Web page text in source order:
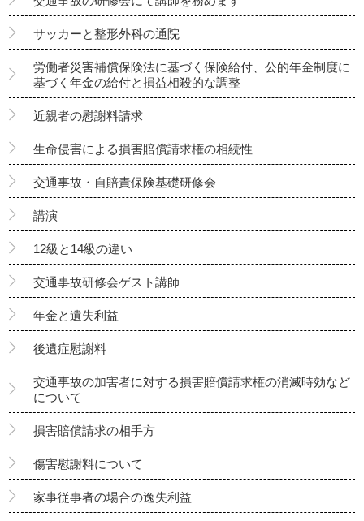
サッカーと整形外科の通院
労働者災害補償保険法に基づく保険給付、公的年金制度に
基づく年金の給付と損益相殺的な調整
近親者の慰謝料請求
生命侵害による損害賠償請求権の相続性
交通事故・自賠責保険基礎研修会
講演
12級と14級の違い
交通事故研修会ゲスト講師
年金と遺失利益
後遺症慰謝料
交通事故の加害者に対する損害賠償請求権の消滅時効など
について
損害賠償請求の相手方
傷害慰謝料について
家事従事者の場合の逸失利益